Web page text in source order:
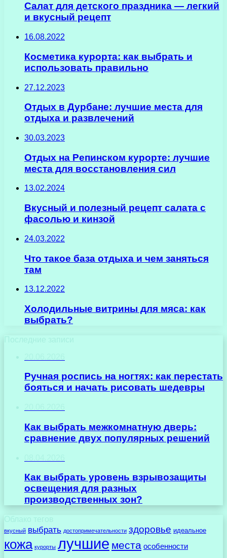
Салат для детского праздника — легкий
и вкусный рецепт
16.08.2022
Косметика курорта: как выбрать и
использовать правильно
27.12.2023
Отдых в Дурбане: лучшие места для
отдыха и развлечений
30.03.2023
Отдых на Репинском курорте: лучшие
места для восстановления сил
13.02.2024
Вкусный и полезный рецепт салата с
фасолью и кинзой
24.03.2022
Что такое база отдыха и чем заняться
там
13.12.2022
Холодильные витрины для мяса: как
выбрать?
Последние записи
Ручная роспись на ногтях: как перестать
бояться и начать рисовать шедевры
Как выбрать межкомнатную дверь:
сравнение двух популярных решений
Как выбрать уровень взрывозащиты
освещения для разных
производственных зон?
Облако тегов
вкусный выбрать достопримечательности здоровье идеальное
кожа курорты лучшие места особенности